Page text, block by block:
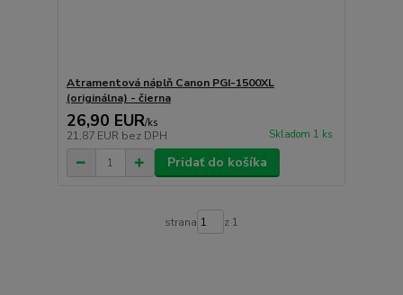
Atramentová náplň Canon PGI-1500XL
(originálna) - čierna
26,90 EUR/ks
21,87 EUR bez DPH Skladom 1 ks
Pridať do košíka
strana z 1